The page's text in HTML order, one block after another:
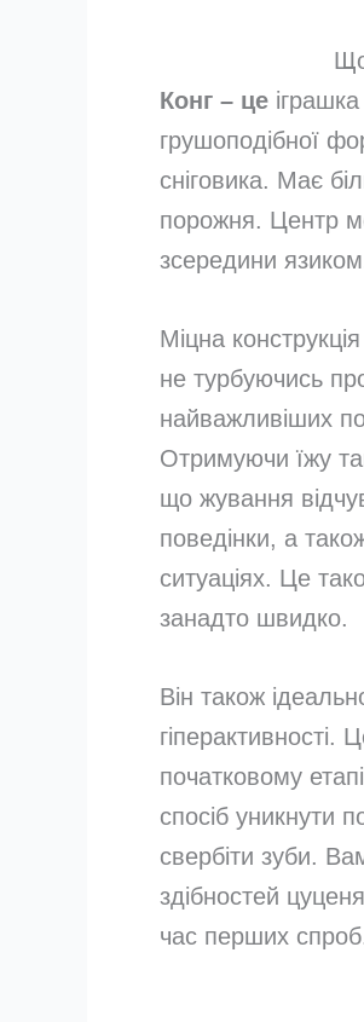
Конг – це
грушоподібної
сніговика. Має
порожня. Центр
зсередини
Міцна
не турбуючись
найважливіших
Отримуючи їжу
що жування
поведінки, а
ситуаціях. Це
занадто швидко.
Він також
початковому
спосіб уникнути
свербіти зуби.
здібностей
час перших